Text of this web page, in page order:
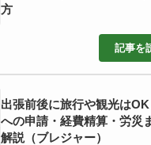
方
記事を
出張前後に旅行や観光は
への申請・経費精算・労災
解説（ブレジャー）